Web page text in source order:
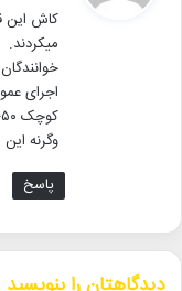
• آخرین وضعیت درمانی
• «ادیسه» رکورد
• حسین پاکدل پس از ۳۳ سال دوباره مجری تلویزیون شد
ارکستر_پایتخت
موسیقی_کلاسیک
:
میکردند.
اجرای
کوچک ۵۰-۱۰۰ نفری و خصوصی مناسب می بود .
وگرنه
پاسخ